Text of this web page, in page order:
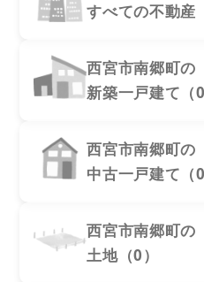
すべての不動産
西宮市南郷町の
新築一戸建て（0
西宮市南郷町の
中古一戸建て（0
西宮市南郷町の
土地（0）